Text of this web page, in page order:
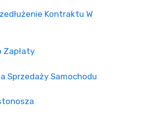
Kontraktu W
Zapłaty
Sprzedaży Samochodu